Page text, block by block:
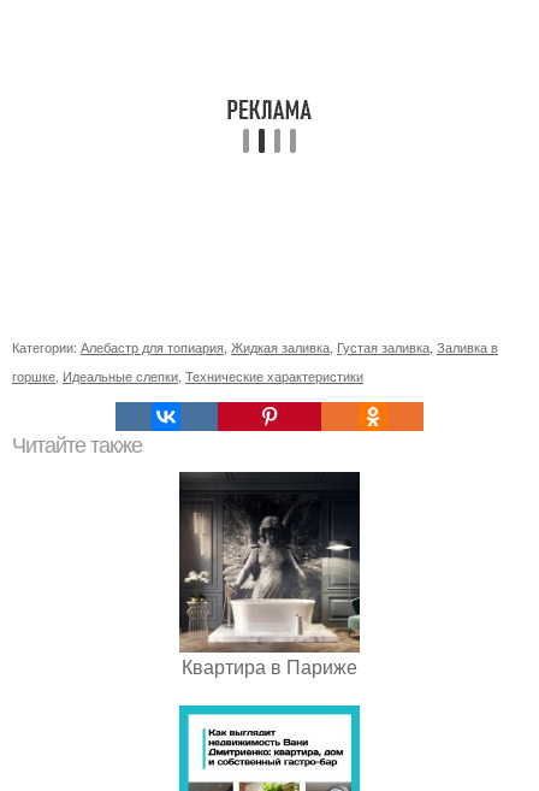
Категории: Алебастр для топиария Жидкая заливка Густая заливка Заливка в
горшке Идеальные слепки Технические характеристики
Читайте также
Квартира в Париже